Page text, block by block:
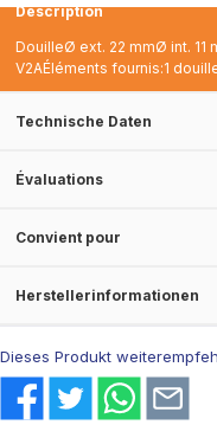
Description
DouilleØ ext. 22 mmØ int. 11
V2AÉléments fournis:1
Technische Daten
Évaluations
Convient pour
Herstellerinformationen
Dieses Produkt